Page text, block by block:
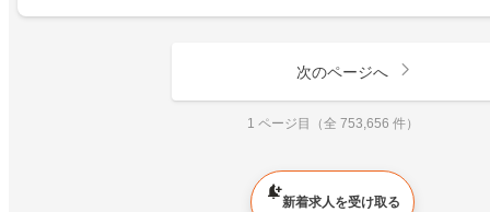
次のページへ
1 ページ目（全 753,656 件）
新着求人を受け取る